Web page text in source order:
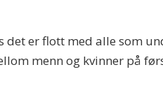
det er flott med alle som
menn og kvinner på